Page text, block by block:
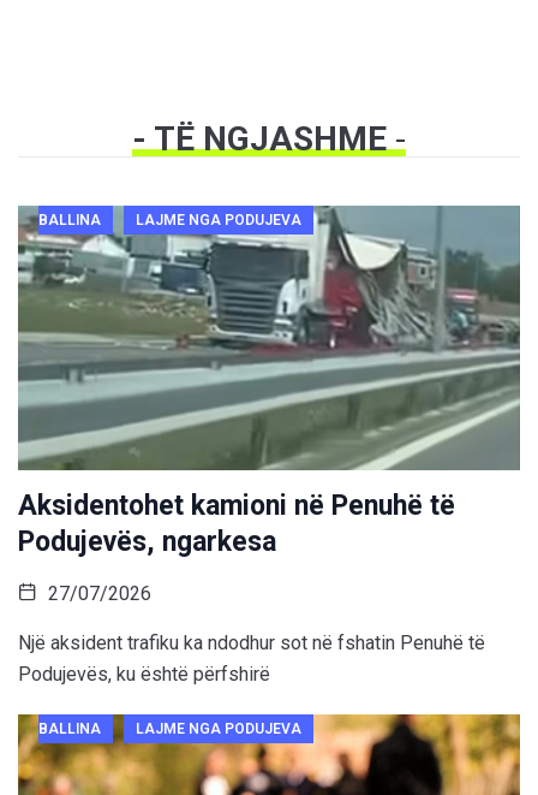
- TË NGJASHME-
BALLINA LAJME NGA PODUJEVA
Aksidentohet kamioni në Penuhë të
Podujevës, ngarkesa
27/07/2026
Një aksident trafiku ka ndodhur sot në fshatin Penuhë të
Podujevës, ku është përfshirë
BALLINA LAJME NGA PODUJEVA